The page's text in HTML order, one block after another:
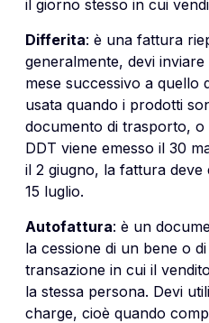
il giorno stesso in cui
Differita: è una fattura
generalmente, devi
mese successivo a quello
usata quando i prodotti
documento di trasporto, o
DDT viene emesso il 30
il 2 giugno, la fattura deve
15 luglio.
Autofattura: è un
la cessione di un bene o
transazione in cui il
la stessa persona. Devi
charge, cioè quando